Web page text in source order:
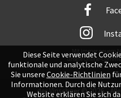
Mit immer neuem
unsere Online-
der Vinschger © 2026 -
Diese Seite verwendet
funktionale und analytische
Sie unsere Cookie-Richtlinien
Informationen. Durch die
Website erklären Sie sich